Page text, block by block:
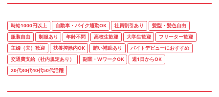
時給1000円以上 自動車・バイク通勤OK 社員割引あり
髪型・髪色自由
服装自由
制服あり 年齢不問 高校生歓迎 大学生歓迎
フリーター歓迎
主婦（夫）歓迎
扶養控除内OK 賄い補助あり
バイトデビューにおすすめ
交通費支給（社内規定あり）
副業・WワークOK
週1日からOK
20代30代40代50代活躍